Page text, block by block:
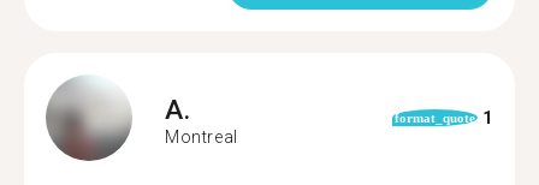
A.
Montreal
format_quote 1